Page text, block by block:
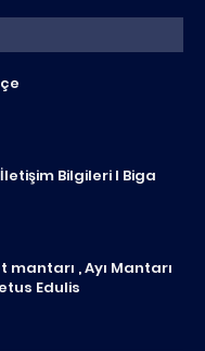
Bilgileri I Biga
mantarı , Ayı Mantarı
Edulis